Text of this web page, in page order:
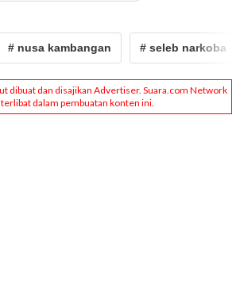
# nusa kambangan # seleb narkoba